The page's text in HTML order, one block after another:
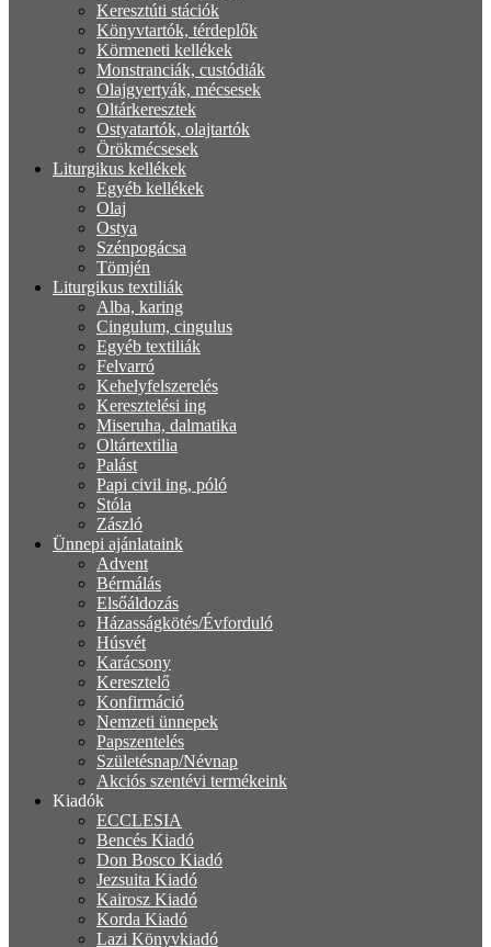
Keresztúti stációk
Könyvtartók, térdeplők
Körmeneti kellékek
Monstranciák, custódiák
Olajgyertyák, mécsesek
Oltárkeresztek
Ostyatartók, olajtartók
Örökmécsesek
Liturgikus kellékek
Egyéb kellékek
Olaj
Ostya
Szénpogácsa
Tömjén
Liturgikus textiliák
Alba, karing
Cingulum, cingulus
Egyéb textiliák
Felvarró
Kehelyfelszerelés
Keresztelési ing
Miseruha, dalmatika
Oltártextilia
Palást
Papi civil ing, póló
Stóla
Zászló
Ünnepi ajánlataink
Advent
Bérmálás
Elsőáldozás
Házasságkötés/Évforduló
Húsvét
Karácsony
Keresztelő
Konfirmáció
Nemzeti ünnepek
Papszentelés
Születésnap/Névnap
Akciós szentévi termékeink
Kiadók
ECCLESIA
Bencés Kiadó
Don Bosco Kiadó
Jezsuita Kiadó
Kairosz Kiadó
Korda Kiadó
Lazi Könyvkiadó